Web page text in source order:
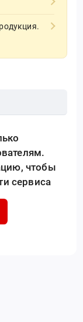
чтобы
сервиса